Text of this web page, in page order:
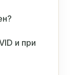
и при